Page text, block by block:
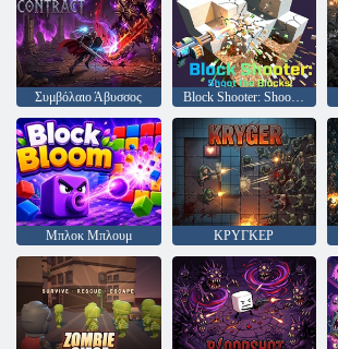
Συμβόλαιο Άβυσσος Block Shooter: Shoot the Blocks!
Μπλοκ Μπλουμ ΚΡΥΓΚΕΡ